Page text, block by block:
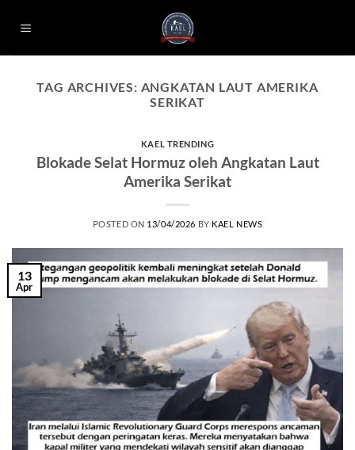
TAG ARCHIVES: ANGKATAN LAUT AMERIKA
SERIKAT
KAEL TRENDING
Blokade Selat Hormuz oleh Angkatan Laut
Amerika Serikat
POSTED ON 13/04/2026 BY KAEL NEWS
13
Apr